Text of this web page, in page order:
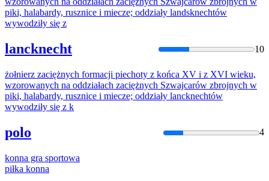
piki, halabardy, rusznice i miecze; oddziały landsknechtów
wywodziły się z
lancknecht 10
żołnierz zaciężnych formacji piechoty z końca XV i z XVI wieku,
wzorowanych na oddziałach zaciężnych Szwajcarów zbrojnych w
piki, halabardy, rusznice i miecze; oddziały lancknechtów
wywodziły się z k
polo 4
konna gra sportowa
piłka konna